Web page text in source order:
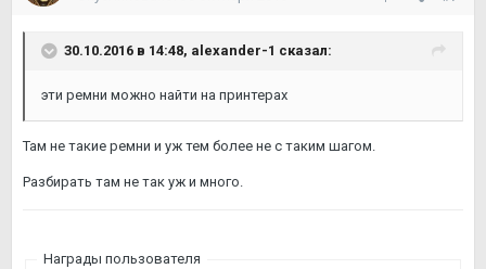
30.10.2016 в 14:48, alexander-1 сказал:
эти ремни можно найти на принтерах
Там не такие ремни и уж тем более не с таким шагом.
Разбирать там не так уж и много.
Награды пользователя